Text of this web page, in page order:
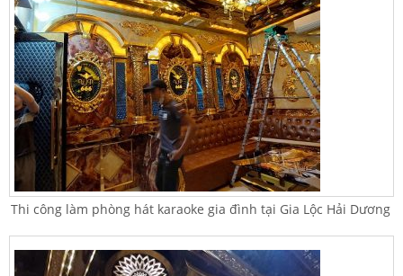
Thi công làm phòng hát karaoke gia đình tại Gia Lộc Hải Dương